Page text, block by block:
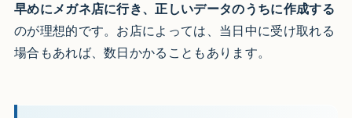
早めにメガネ店に行き、正しいデータのうちに作成する
のが理想的です。お店によっては、当日中に受け取れる
場合もあれば、数日かかることもあります。